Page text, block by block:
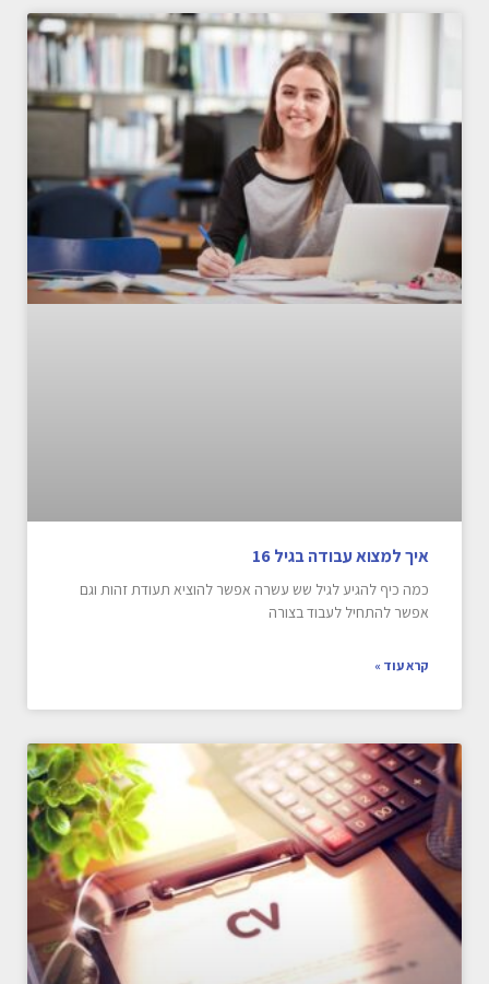
איך למצוא עבודה בגיל 16
כמה כיף להגיע לגיל שש עשרה אפשר להוציא תעודת זהות וגם
אפשר להתחיל לעבוד בצורה
קרא עוד »